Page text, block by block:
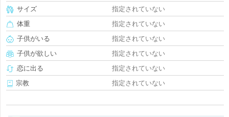
サイズ
指定されていない
体重
指定されていない
子供がいる
指定されていない
子供が欲しい
指定されていない
恋に出る
指定されていない
宗教
指定されていない